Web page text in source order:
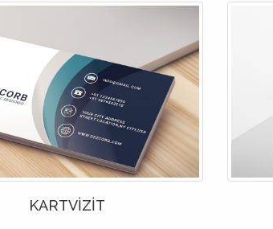
KARTVİZİT